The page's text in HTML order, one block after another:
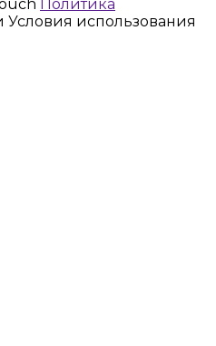
Политика
Условия использования